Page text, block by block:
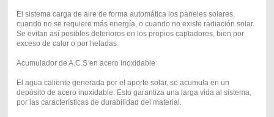
El sistema carga de aire de forma automática los paneles solares,
cuando no se requiere más energía, o cuando no existe radiación solar.
Se evitan así posibles deterioros en los propios captadores, bien por
exceso de calor o por heladas.
Acumulador de A.C.S en acero inoxidable
El agua caliente generada por el aporte solar, se acumula en un
depósito de acero inoxidable. Esto garantiza una larga vida al sistema,
por las características de durabilidad del material.